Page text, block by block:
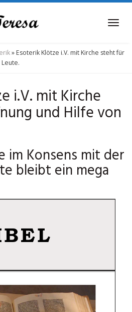
» Esoterik Klötze i.V. mit Kirche steht für
i.V. mit Kirche
und Hilfe von
im Konsens mit der
bleibt ein mega